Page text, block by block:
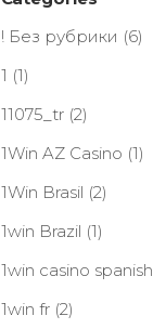
! Без рубрики (6)
1 (1)
11075_tr(2)
1Win AZ Casino (1)
1Win Brasil (2)
1win Brazil (1)
1win casino spanish
1win fr(2)